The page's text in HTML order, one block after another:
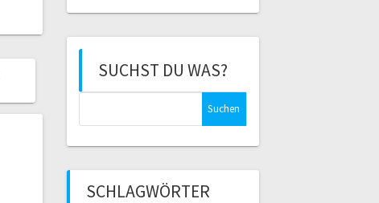
SUCHST DU WAS?
SCHLAGWÖRTER